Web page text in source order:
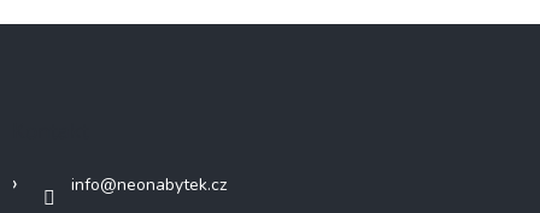
info@neonabytek.cz